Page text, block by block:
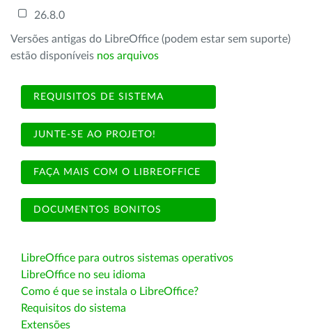
26.8.0
Versões antigas do LibreOffice (podem estar sem suporte)
estão disponíveis nos arquivos
REQUISITOS DE SISTEMA
JUNTE-SE AO PROJETO!
FAÇA MAIS COM O LIBREOFFICE
DOCUMENTOS BONITOS
LibreOffice para outros sistemas operativos
LibreOffice no seu idioma
Como é que se instala o LibreOffice?
Requisitos do sistema
Extensões